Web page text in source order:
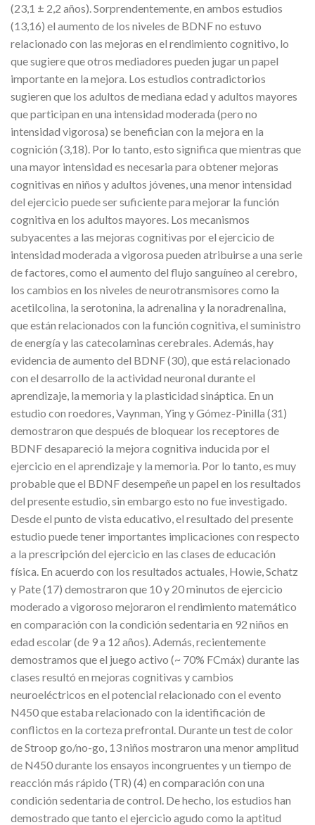
(23,1 ± 2,2 años). Sorprendentemente, en ambos estudios
(13,16) el aumento de los niveles de BDNF no estuvo
relacionado con las mejoras en el rendimiento cognitivo, lo
que sugiere que otros mediadores pueden jugar un papel
importante en la mejora. Los estudios contradictorios
sugieren que los adultos de mediana edad y adultos mayores
que participan en una intensidad moderada (pero no
intensidad vigorosa) se benefician con la mejora en la
cognición (3,18). Por lo tanto, esto significa que mientras que
una mayor intensidad es necesaria para obtener mejoras
cognitivas en niños y adultos jóvenes, una menor intensidad
del ejercicio puede ser suficiente para mejorar la función
cognitiva en los adultos mayores. Los mecanismos
subyacentes a las mejoras cognitivas por el ejercicio de
intensidad moderada a vigorosa pueden atribuirse a una serie
de factores, como el aumento del flujo sanguíneo al cerebro,
los cambios en los niveles de neurotransmisores como la
acetilcolina, la serotonina, la adrenalina y la noradrenalina,
que están relacionados con la función cognitiva, el suministro
de energía y las catecolaminas cerebrales. Además, hay
evidencia de aumento del BDNF (30), que está relacionado
con el desarrollo de la actividad neuronal durante el
aprendizaje, la memoria y la plasticidad sináptica. En un
estudio con roedores, Vaynman, Ying y Gómez-Pinilla (31)
demostraron que después de bloquear los receptores de
BDNF desapareció la mejora cognitiva inducida por el
ejercicio en el aprendizaje y la memoria. Por lo tanto, es muy
probable que el BDNF desempeñe un papel en los resultados
del presente estudio, sin embargo esto no fue investigado.
Desde el punto de vista educativo, el resultado del presente
estudio puede tener importantes implicaciones con respecto
a la prescripción del ejercicio en las clases de educación
física. En acuerdo con los resultados actuales, Howie, Schatz
y Pate (17) demostraron que 10 y 20 minutos de ejercicio
moderado a vigoroso mejoraron el rendimiento matemático
en comparación con la condición sedentaria en 92 niños en
edad escolar (de 9 a 12 años). Además, recientemente
demostramos que el juego activo (~ 70% FCmáx) durante las
clases resultó en mejoras cognitivas y cambios
neuroeléctricos en el potencial relacionado con el evento
N450 que estaba relacionado con la identificación de
conflictos en la corteza prefrontal. Durante un test de color
de Stroop go/no-go, 13 niños mostraron una menor amplitud
de N450 durante los ensayos incongruentes y un tiempo de
reacción más rápido (TR) (4) en comparación con una
condición sedentaria de control. De hecho, los estudios han
demostrado que tanto el ejercicio agudo como la aptitud